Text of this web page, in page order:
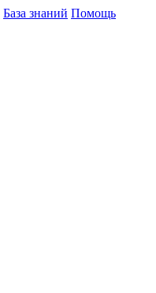
База знаний Помощь